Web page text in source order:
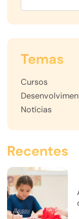
Temas
Cursos
Notícias
Recentes